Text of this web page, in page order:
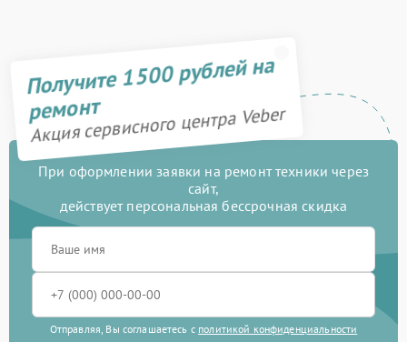
Калибровка и настройка 750 рублей
Ремонт электронно-
лучевой трубки
1000 рублей
логики
Замена процессора
управления
Получите 1500 рублей на
ремонт
Акция сервисного центра Veber
При оформлении заявки на ремонт техники через
сайт,
действует персональная бессрочная скидка
Отправляя, Вы соглашаетесь с политикой конфиденциальности